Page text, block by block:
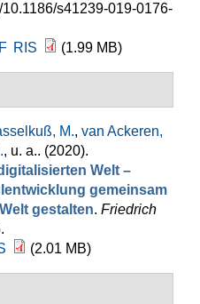
s41239-019-0176-
RIS (1.99 MB)
M., van Ackeren,
, u. a.. (2020).
Welt –
gemeinsam
gestalten. Friedrich
(2.01 MB)